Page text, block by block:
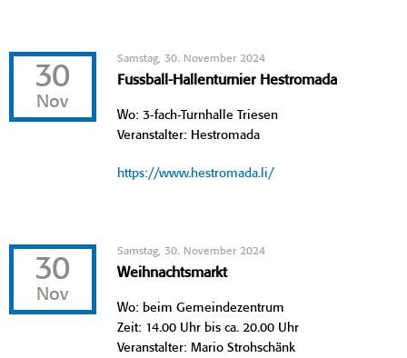
30
Nov
Samstag, 30. November 2024
Fussball-Hallenturnier Hestromada
Wo: 3-fach-Turnhalle Triesen
Veranstalter: Hestromada
https://www.hestromada.li/
30
Nov
Samstag, 30. November 2024
Weihnachtsmarkt
Wo: beim Gemeindezentrum
Zeit: 14.00 Uhr bis ca. 20.00 Uhr
Veranstalter: Mario Strohschänk